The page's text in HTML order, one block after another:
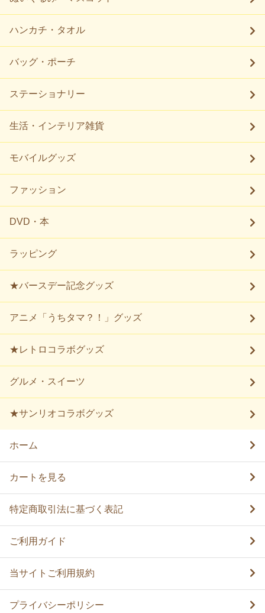
ハンカチ・タオル
バッグ・ポーチ
ステーショナリー
生活・インテリア雑貨
モバイルグッズ
ファッション
DVD・本
ラッピング
★バースデー記念グッズ
アニメ「うちタマ？！」グッズ
★レトロコラボグッズ
グルメ・スイーツ
★サンリオコラボグッズ
ホーム
カートを見る
特定商取引法に基づく表記
ご利用ガイド
当サイトご利用規約
プライバシーポリシー